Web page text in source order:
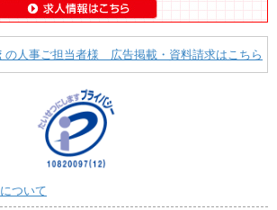
の人事ご担当者様 広告掲載・資料請求はこちら
ついて